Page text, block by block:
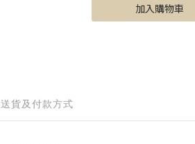
加入購物車
送貨及付款方式